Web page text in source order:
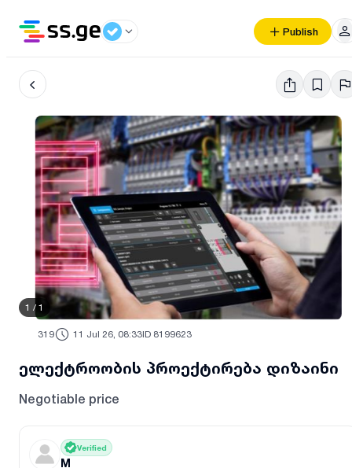
Publish
1 / 1
319 11 Jul 26, 08:33ID 8199623
ელექტროობის პროექტირება დიზაინი
Negotiable price
Verified
M